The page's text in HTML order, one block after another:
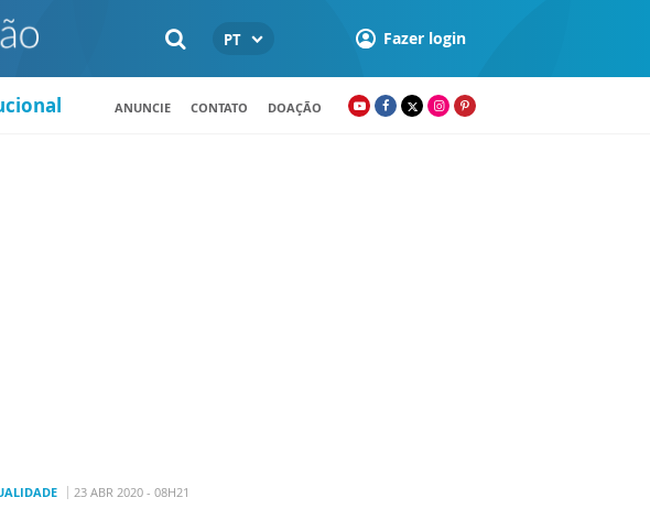
PT Fazer login
ANUNCIE CONTATO DOAÇÃO
23 ABR 2020 - 08H21